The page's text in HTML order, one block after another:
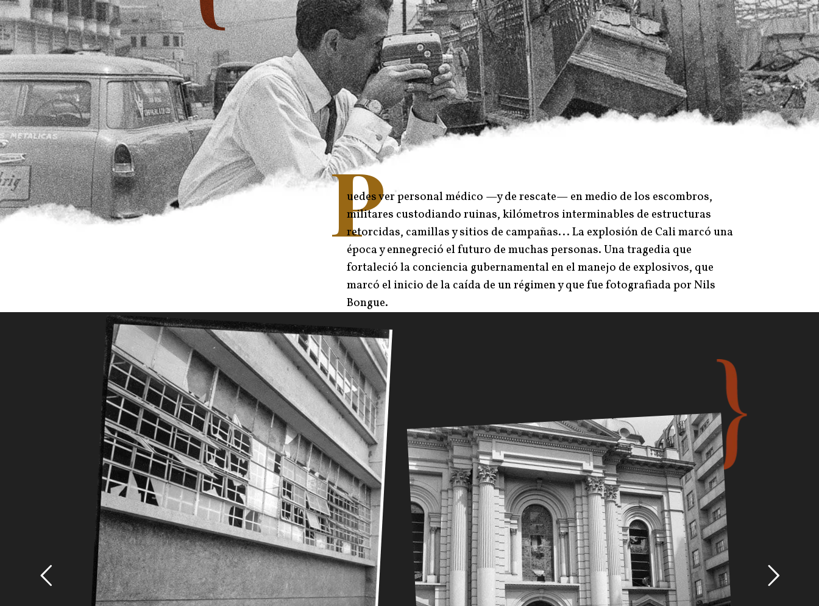
P
uedes ver personal médico —y de rescate— en medio de los escombros,
militares custodiando ruinas, kilómetros interminables de estructuras
retorcidas, camillas y sitios de campañas... La explosión de Cali marcó una
época y ennegreció el futuro de muchas personas. Una tragedia que
fortaleció la conciencia gubernamental en el manejo de explosivos, que
marcó el inicio de la caída de un régimen y que fue fotografiada por Nils
Bongue.